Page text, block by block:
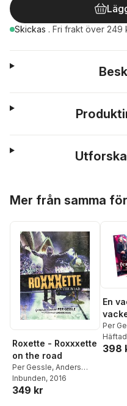
Skickas . Fri frakt över 249
Mer från samma
Roxette - Roxxxette
on the road
Per Gessle, Anders
Roos
Inbunden, 2016
349 kr
En
Per
Roos
Häftad
398